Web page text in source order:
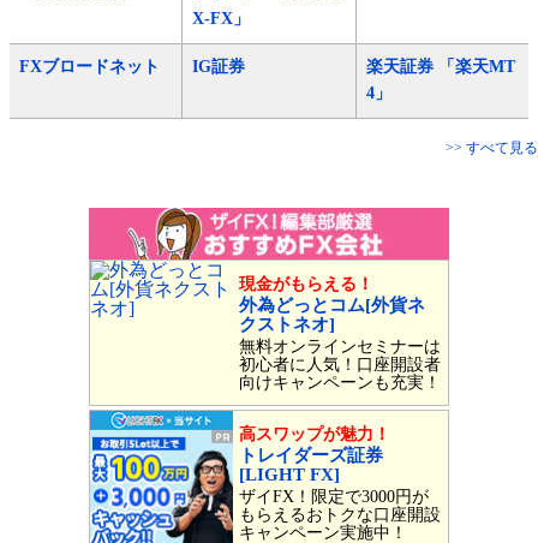
X-FX」
FXブロードネット IG証券
楽天証券 「楽天MT
4」
>> すべて見る
現金がもらえる！
外為どっとコム[外貨ネ
クストネオ]
無料オンラインセミナーは
初心者に人気！口座開設者
向けキャンペーンも充実！
高スワップが魅力！
トレイダーズ証券
[LIGHT FX]
ザイFX！限定で3000円が
もらえるおトクな口座開設
キャンペーン実施中！